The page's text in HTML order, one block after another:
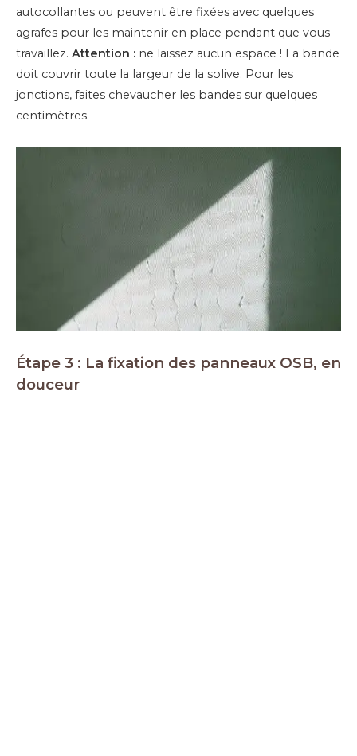
autocollantes ou peuvent être fixées avec quelques
agrafes pour les maintenir en place pendant que vous
travaillez. Attention : ne laissez aucun espace ! La bande
doit couvrir toute la largeur de la solive. Pour les
jonctions, faites chevaucher les bandes sur quelques
centimètres.
Étape 3 : La fixation des panneaux OSB, en
douceur